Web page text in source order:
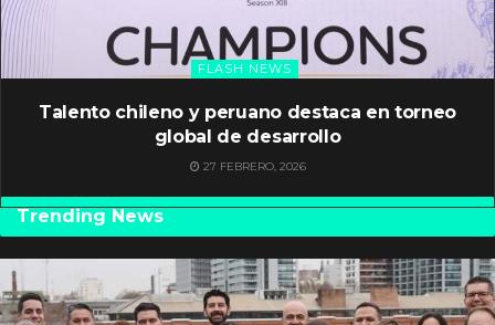
FLASH NEWS
Talento chileno y peruano destaca en torneo
global de desarrollo
27 FEBRERO, 2026
Trending News